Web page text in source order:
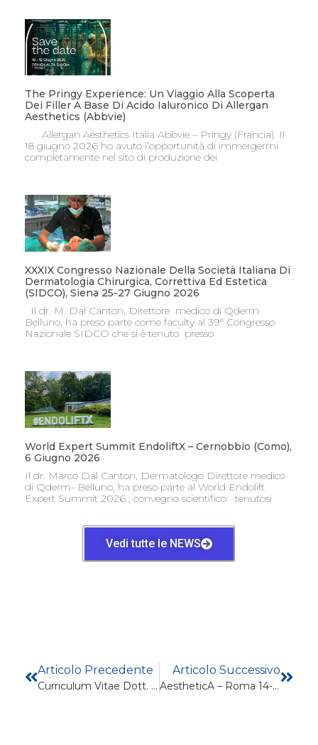
The Pringy Experience: Un Viaggio Alla Scoperta
Dei Filler A Base Di Acido Ialuronico Di Allergan
Aesthetics (Abbvie)
Allergan Aesthetics Italia Abbvie – Pringy (Francia). Il
18 giugno 2026 ho avuto l’opportunità di immergermi
completamente nel sito di produzione dei
XXXIX Congresso Nazionale Della Società Italiana Di
Dermatologia Chirurgica, Correttiva Ed Estetica
(SIDCO), Siena 25-27 Giugno 2026
Il dr. M. Dal Canton, Direttore medico di Qderm
Belluno, ha preso parte come faculty al 39° Congresso
Nazionale SIDCO che si è tenuto presso
World Expert Summit EndoliftX – Cernobbio (Como),
6 Giugno 2026
Il dr. Marco Dal Canton, Dermatologo Direttore medico
di Qderm- Belluno, ha preso parte al World Endolift
Expert Summit 2026 , convegno scientifico tenutosi
Vedi tutte le NEWS
Articolo Precedente
Curriculum Vitae Dott. Francesco Santi- Dermatologo
Articolo Successivo
AestheticA – Roma 14-15 Aprile 2023